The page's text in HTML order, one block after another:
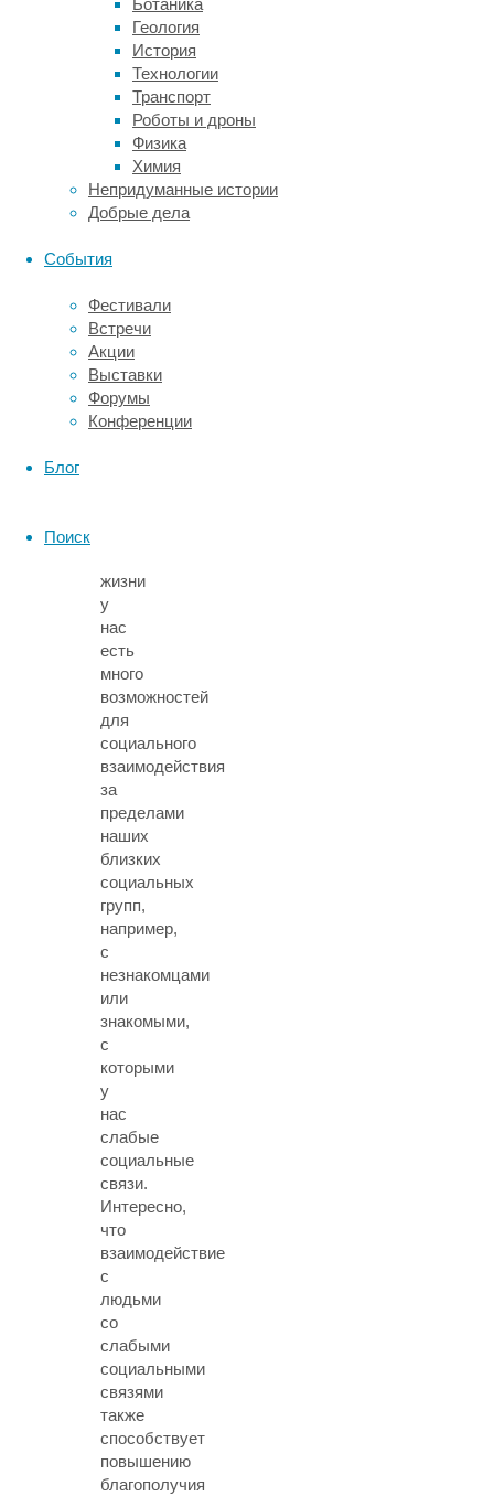
Ботаника
Геология
История
Технологии
Транспорт
Роботы и дроны
Физика
Химия
Непридуманные истории
Добрые дела
События
Фестивали
Встречи
Акции
Выставки
Форумы
Конференции
Блог
Поиск
общения.
Поскольку
интенсивность
качество
дружеских
отношений
положительно
коррелируют
удовлетворенностью
ожидается,
что
крепкие
социальные
отношения
будут
жизни
у
нас
есть
много
возможностей
для
социального
взаимодействия
за
пределами
наших
близких
социальных
групп,
например,
с
незнакомцами
или
знакомыми,
с
которыми
у
нас
слабые
социальные
связи.
Интересно,
что
взаимодействие
с
людьми
со
слабыми
социальными
связями
также
способствует
повышению
благополучия